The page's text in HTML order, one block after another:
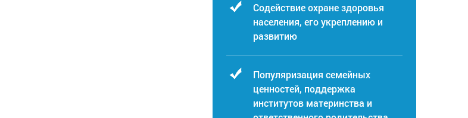
Содействие охране здоровья
населения, его укреплению и
развитию
Популяризация семейных
ценностей, поддержка
институтов материнства и